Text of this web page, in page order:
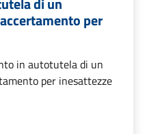
per
in autotutela di un
per inesattezze